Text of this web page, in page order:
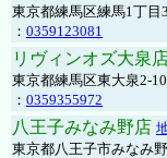
東京都練馬区練馬1丁目
： 0359123081
リヴィンオズ大泉
東京都練馬区東大泉2-
： 0359355972
八王子みなみ野店
東京都八王子市みなみ